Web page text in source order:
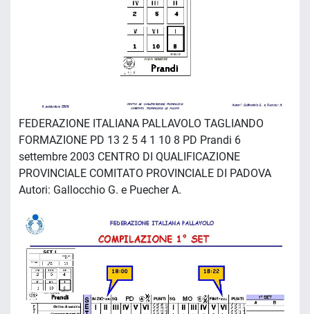
FEDERAZIONE ITALIANA PALLAVOLO TAGLIANDO
FORMAZIONE PD 13 2 5 4 1 10 8 PD Prandi 6
settembre 2003 CENTRO DI QUALIFICAZIONE
PROVINCIALE COMITATO PROVINCIALE DI PADOVA
Autori: Gallocchio G. e Puecher A.